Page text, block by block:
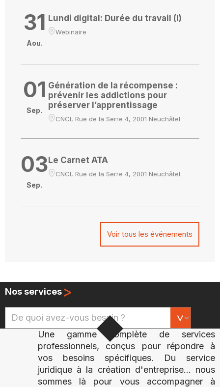
31
Aou.
Lundi digital: Durée du travail (I)
Webinaire
01
Sep.
Génération de la récompense :
prévenir les addictions pour
préserver l’apprentissage
CNCI, Rue de la Serre 4, 2001 Neuchâtel
03
Sep.
Le Carnet ATA
CNCI, Rue de la Serre 4, 2001 Neuchâtel
Voir tous les événements
Nos services>
Une gamme complète de services
professionnels, conçus pour répondre à
vos besoins spécifiques. Du service
juridique à la création d'entreprise... nous
sommes là pour vous accompagner à